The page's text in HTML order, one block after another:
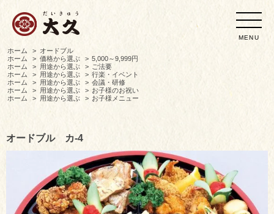
MENU
ホーム > オードブル
ホーム
> 価格から選ぶ > 5,000～9,999円
ホーム
> 用途から選ぶ > ご法要
ホーム
> 用途から選ぶ > 行楽・イベント
ホーム
> 用途から選ぶ > 会議・研修
ホーム
> 用途から選ぶ > お子様のお祝い
ホーム
> 用途から選ぶ > お子様メニュー
オードブル カ-4